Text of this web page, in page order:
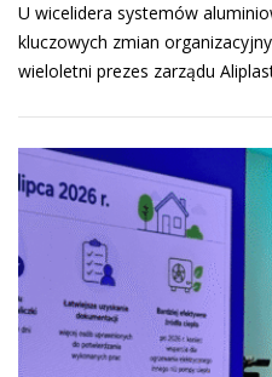
U wicelidera systemów
kluczowych zmian
wieloletni prezes zarządu